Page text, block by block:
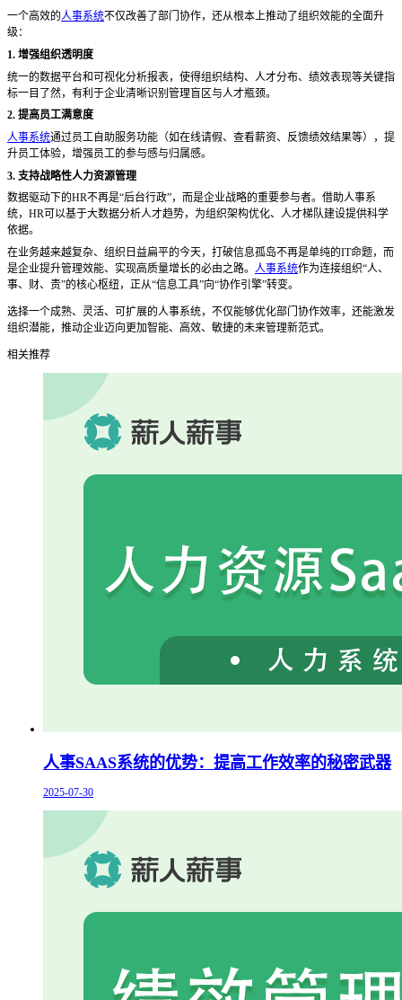
一个高效的人事系统不仅改善了部门协作，还从根本上推动了组织效能的全面升
级：
1. 增强组织透明度
统一的数据平台和可视化分析报表，使得组织结构、人才分布、绩效表现等关键指
标一目了然，有利于企业清晰识别管理盲区与人才瓶颈。
2. 提高员工满意度
人事系统通过员工自助服务功能（如在线请假、查看薪资、反馈绩效结果等），提
升员工体验，增强员工的参与感与归属感。
3. 支持战略性人力资源管理
数据驱动下的HR不再是“后台行政”，而是企业战略的重要参与者。借助人事系
统，HR可以基于大数据分析人才趋势，为组织架构优化、人才梯队建设提供科学
依据。
在业务越来越复杂、组织日益扁平的今天，打破信息孤岛不再是单纯的IT命题，而
是企业提升管理效能、实现高质量增长的必由之路。 人事系统作为连接组织“人、
事、财、责”的核心枢纽，正从“信息工具”向“协作引擎”转变。
选择一个成熟、灵活、可扩展的人事系统，不仅能够优化部门协作效率，还能激发
组织潜能，推动企业迈向更加智能、高效、敏捷的未来管理新范式。
相关推荐
人事SAAS系统的优势：提高工作效率的秘密武器
2025-07-30